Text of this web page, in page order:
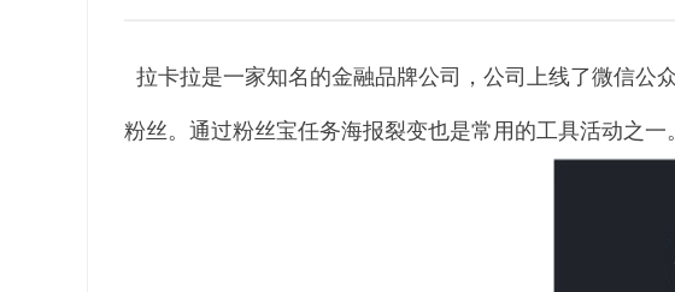
拉卡拉是一家知名的金融品牌公司，公司上线了微信公
粉丝。通过粉丝宝任务海报裂变也是常用的工具活动之